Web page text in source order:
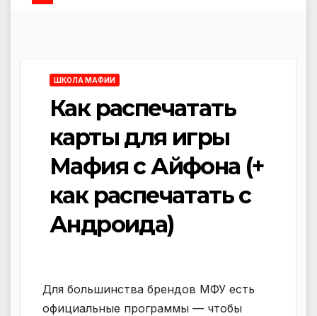
ШКОЛА МАФИИ
Как распечатать
карты для игры
Мафия с Айфона (+
как распечатать с
Андроида)
Для большинства брендов МФУ есть
официальные программы — чтобы